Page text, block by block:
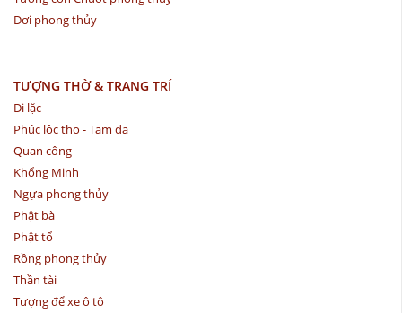
Dơi phong thủy
TƯỢNG THỜ & TRANG TRÍ
Di lặc
Phúc lộc thọ - Tam đa
Quan công
Khổng Minh
Ngựa phong thủy
Phật bà
Phật tổ
Rồng phong thủy
Thần tài
Tượng để xe ô tô